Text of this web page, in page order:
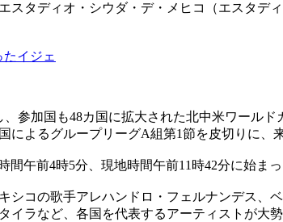
スタディオ・シウダ・デ・メヒコ（エスタ
イジェ
参加国も48カ国に拡大された北中米ワール
によるグループリーグA組第1節を皮切りに、
間午前4時5分、現地時間午前11時42分に始まっ
シコの歌手アレハンドロ・フェルナンデス、
イラなど、各国を代表するアーティストが大